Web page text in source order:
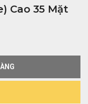
Cao 35 Mặt